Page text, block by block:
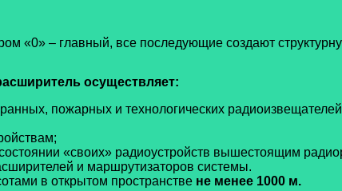
«0» – главный, все последующие создают
осуществляет:
пожарных и технологических
«своих» радиоустройств вышестоящим
и маршрутизаторов системы.
в открытом пространстве не менее 1000 м.